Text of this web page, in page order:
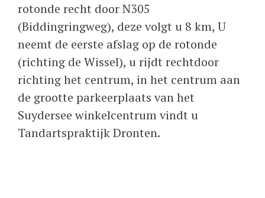
rotonde recht door N305
(Biddingringweg), deze volgt u 8 km, U
neemt de eerste afslag op de rotonde
(richting de Wissel), u rijdt rechtdoor
richting het centrum, in het centrum aan
de grootte parkeerplaats van het
Suydersee winkelcentrum vindt u
Tandartspraktijk Dronten.